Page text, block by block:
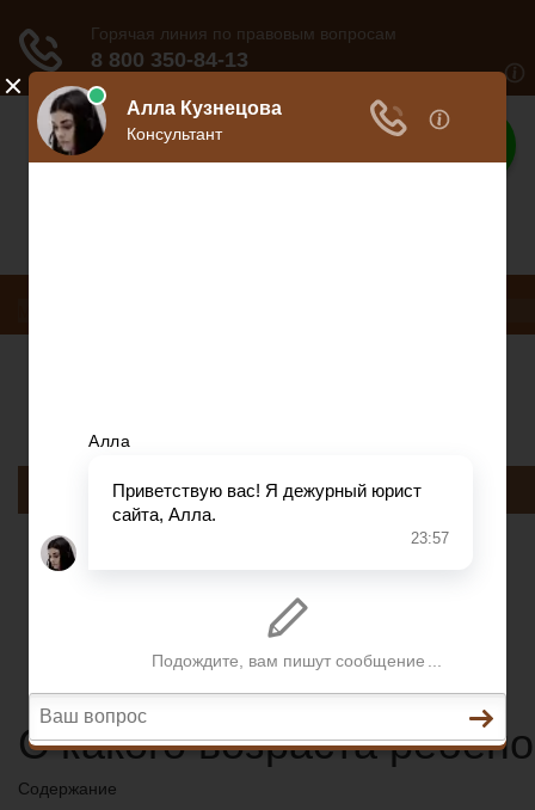
Дело юриста
Кредитование
Предпринимательское право
Разное
Трудовое право
Предпринимательское право
С какого возраста
Содержание